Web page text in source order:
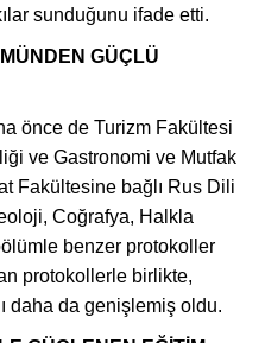
sunduğunu ifade etti.
GÜÇLÜ
önce de Turizm Fakültesi
ve Gastronomi ve Mutfak
Fakültesine bağlı Rus Dili
Coğrafya, Halkla
benzer protokoller
protokollerle birlikte,
daha da genişlemiş oldu.